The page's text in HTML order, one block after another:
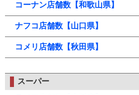
コーナン店舗数【和歌山県】
ナフコ店舗数【山口県】
コメリ店舗数【秋田県】
スーパー